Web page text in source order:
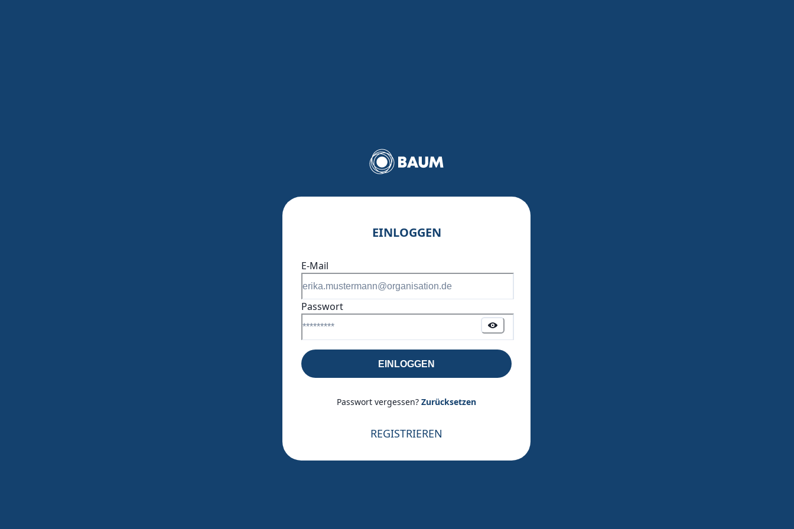
EINLOGGEN
E-Mail
Passwort
EINLOGGEN
Passwort vergessen? Zurücksetzen
REGISTRIEREN